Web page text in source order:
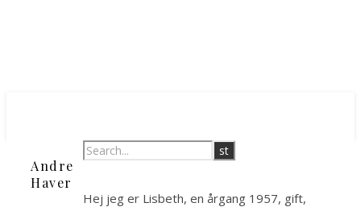
Andre
Haver
Hej jeg er Lisbeth, en årgang 1957, gift,